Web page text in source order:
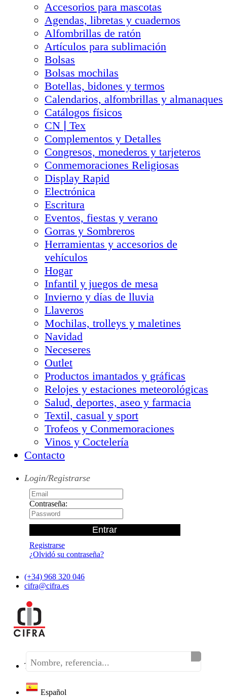
Accesorios para mascotas
Agendas, libretas y cuadernos
Alfombrillas de ratón
Artículos para sublimación
Bolsas
Bolsas mochilas
Botellas, bidones y termos
Calendarios, alfombrillas y almanaques
Catálogos físicos
CN❘Tex
Complementos y Detalles
Congresos, monederos y tarjeteros
Conmemoraciones Religiosas
Display Rapid
Electrónica
Escritura
Eventos, fiestas y verano
Gorras y Sombreros
Herramientas y accesorios de
vehículos
Hogar
Infantil y juegos de mesa
Invierno y días de lluvia
Llaveros
Mochilas, trolleys y maletines
Navidad
Neceseres
Outlet
Productos imantados y gráficas
Relojes y estaciones meteorológicas
Salud, deportes, aseo y farmacia
Textil, casual y sport
Trofeos y Conmemoraciones
Vinos y Coctelería
Contacto
Login/Registrarse
Contraseña:
Registrarse
¿Olvidó su contraseña?
(+34) 968 320 046
cifra@cifra.es
Teléfono:(+34) 968 320 046
Español